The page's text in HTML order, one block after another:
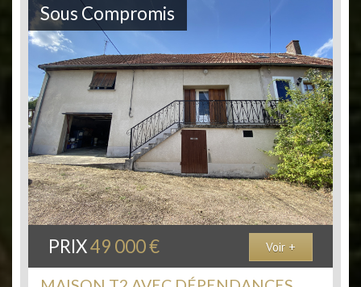
Sous Compromis
PRIX49 000€ Voir +